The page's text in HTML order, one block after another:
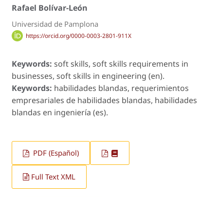
Rafael Bolívar-León
Universidad de Pamplona
https://orcid.org/0000-0003-2801-911X
Keywords: soft skills, soft skills requirements in
businesses, soft skills in engineering (en).
Keywords: habilidades blandas, requerimientos
empresariales de habilidades blandas, habilidades
blandas en ingeniería (es).
PDF (Español)
Full Text XML